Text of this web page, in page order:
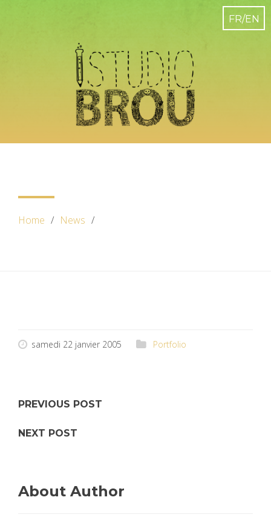
Home News
samedi 22 janvier 2005 Portfolio
PREVIOUS POST
NEXT POST
About Author